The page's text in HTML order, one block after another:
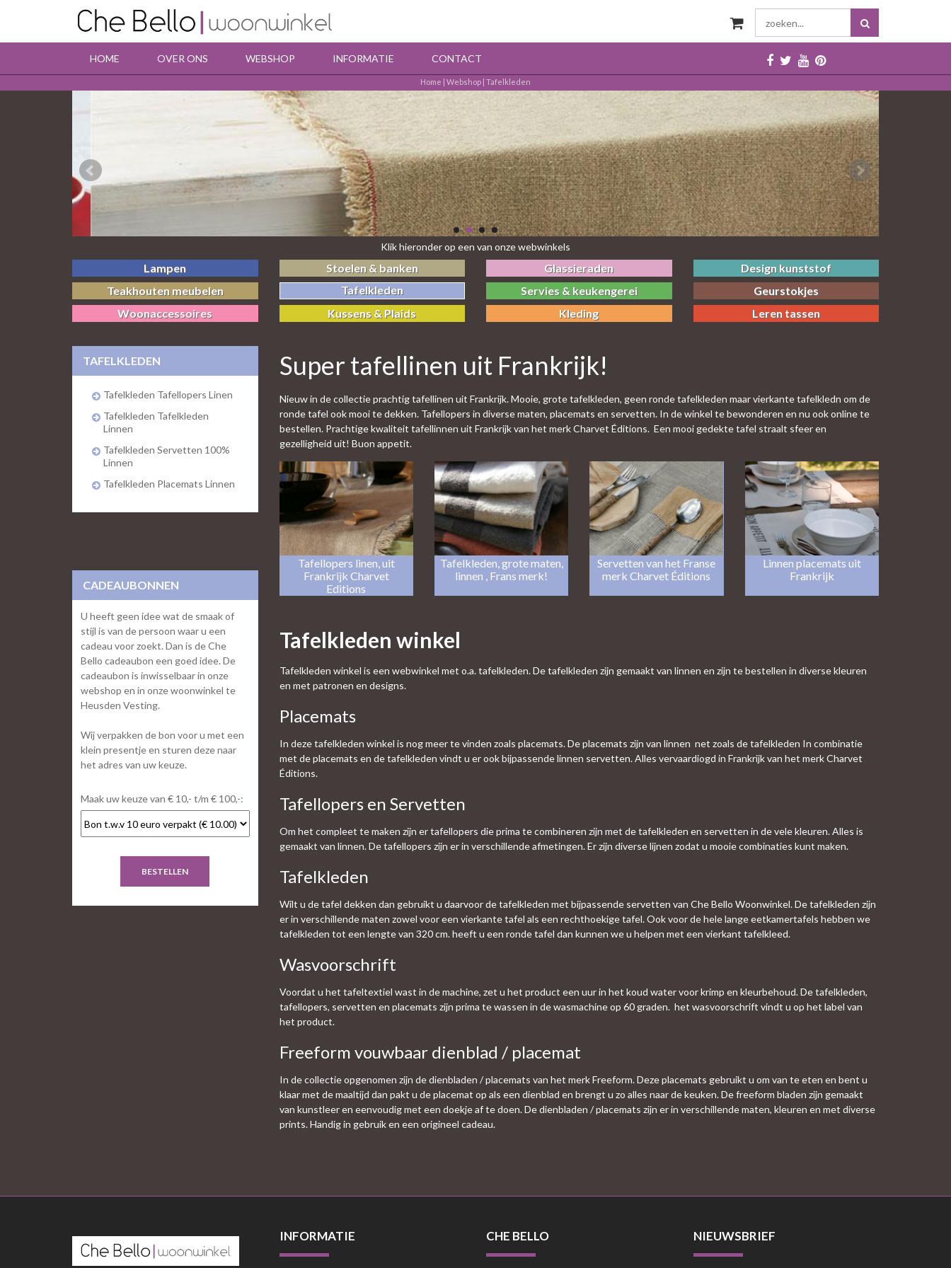
HOME OVER ONS WEBSHOP INFORMATIE CONTACT
Home | Webshop | Tafelkleden
Klik hieronder op een van onze webwinkels
Lampen Stoelen & banken Glassieraden
Design kunststof
Teakhouten meubelen
Tafelkleden Servies & keukengerei
Geurstokjes
Woonaccessoires
Kussens & Plaids Kleding Leren tassen
TAFELKLEDEN
Tafelkleden Tafellopers Linen
Tafelkleden Tafelkleden
Linnen
Tafelkleden Servetten 100%
Linnen
Tafelkleden Placemats Linnen
CADEAUBONNEN
U heeft geen idee wat de smaak of
stijl is van de persoon waar u een
cadeau voor zoekt. Dan is de Che
Bello cadeaubon een goed idee. De
cadeaubon is inwisselbaar in onze
webshop en in onze woonwinkel te
Heusden Vesting.
Wij verpakken de bon voor u met een
klein presentje en sturen deze naar
het adres van uw keuze.
Maak uw keuze van € 10,- t/m € 100,-:
BESTELLEN
Super tafellinen uit Frankrijk!
Nieuw in de collectie prachtig tafellinen uit Frankrijk. Mooie, grote tafelkleden, geen ronde tafelkleden maar vierkante tafelkledn om de
ronde tafel ook mooi te dekken. Tafellopers in diverse maten, placemats en servetten. In de winkel te bewonderen en nu ook online te
bestellen. Prachtige kwaliteit tafellinnen uit Frankrijk van het merk Charvet Éditions. Een mooi gedekte tafel straalt sfeer en
gezelligheid uit! Buon appetit.
Tafellopers linen, uit
Frankrijk Charvet
Editions
Tafelkleden, grote maten,
linnen , Frans merk!
Servetten van het Franse
merk Charvet Éditions
Linnen placemats uit
Frankrijk
Tafelkleden winkel
Tafelkleden winkel is een webwinkel met o.a. tafelkleden. De tafelkleden zijn gemaakt van linnen en zijn te bestellen in diverse kleuren
en met patronen en designs.
Placemats
In deze tafelkleden winkel is nog meer te vinden zoals placemats. De placemats zijn van linnen net zoals de tafelkleden In combinatie
met de placemats en de tafelkleden vindt u er ook bijpassende linnen servetten. Alles vervaardiogd in Frankrijk van het merk Charvet
Éditions.
Tafellopers en Servetten
Om het compleet te maken zijn er tafellopers die prima te combineren zijn met de tafelkleden en servetten in de vele kleuren. Alles is
gemaakt van linnen. De tafellopers zijn er in verschillende afmetingen. Er zijn diverse lijnen zodat u mooie combinaties kunt maken.
Tafelkleden
Wilt u de tafel dekken dan gebruikt u daarvoor de tafelkleden met bijpassende servetten van Che Bello Woonwinkel. De tafelkleden zijn
er in verschillende maten zowel voor een vierkante tafel als een rechthoekige tafel. Ook voor de hele lange eetkamertafels hebben we
tafelkleden tot een lengte van 320 cm. heeft u een ronde tafel dan kunnen we u helpen met een vierkant tafelkleed.
Wasvoorschrift
Voordat u het tafeltextiel wast in de machine, zet u het product een uur in het koud water voor krimp en kleurbehoud. De tafelkleden,
tafellopers, servetten en placemats zijn prima te wassen in de wasmachine op 60 graden. het wasvoorschrift vindt u op het label van
het product.
Freeform vouwbaar dienblad / placemat
In de collectie opgenomen zijn de dienbladen / placemats van het merk Freeform. Deze placemats gebruikt u om van te eten en bent u
klaar met de maaltijd dan pakt u de placemat op als een dienblad en brengt u zo alles naar de keuken. De freeform bladen zijn gemaakt
van kunstleer en eenvoudig met een doekje af te doen. De dienbladen / placemats zijn er in verschillende maten, kleuren en met diverse
prints. Handig in gebruik en een origineel cadeau.
INFORMATIE CHE BELLO NIEUWSBRIEF